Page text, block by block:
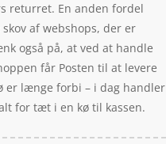
returret. En anden fordel
af webshops, der er
også på, at ved at handle
får Posten til at levere
er længe forbi – i dag handler
for tæt i en kø til kassen.